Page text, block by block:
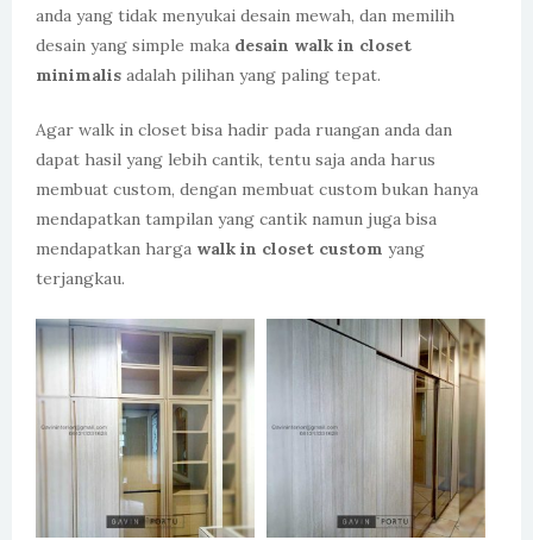
anda yang tidak menyukai desain mewah, dan memilih
desain yang simple maka desain walk in closet
minimalis adalah pilihan yang paling tepat.
Agar walk in closet bisa hadir pada ruangan anda dan
dapat hasil yang lebih cantik, tentu saja anda harus
membuat custom, dengan membuat custom bukan hanya
mendapatkan tampilan yang cantik namun juga bisa
mendapatkan harga walk in closet custom yang
terjangkau.